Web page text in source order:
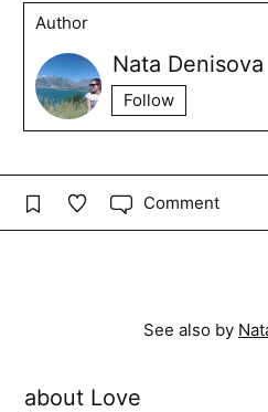
Author
Nata Denisova
Follow
Comment
See also by
about Love